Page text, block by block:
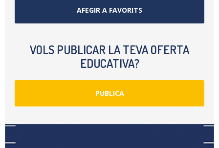
AFEGIR A FAVORITS
VOLS PUBLICAR LA TEVA OFERTA
EDUCATIVA?
PUBLICA